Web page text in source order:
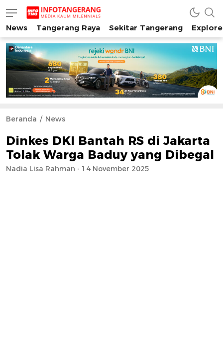
INFO TANGERANG
Media Kaum Millenials Tangerang Raya
News Tangerang Raya Sekitar Tangerang
Beranda News
Dinkes DKI Bantah RS di Jakarta
Tolak Warga Baduy yang Dibegal
Nadia Lisa Rahman - 14 November 2025